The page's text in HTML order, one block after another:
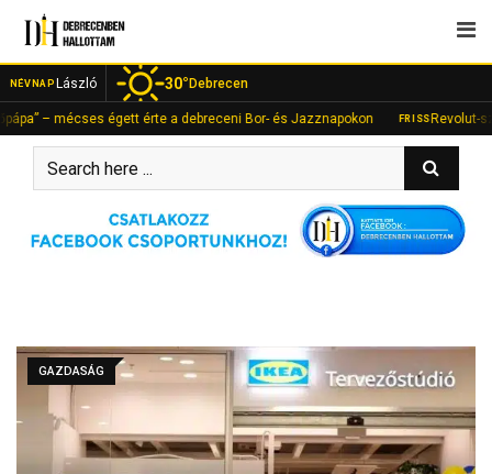
content
NÉVNAP László 30°Debrecen
– mécses égett érte a debreceni Bor- és Jazznapokon FRISS Revolut-
GAZDASÁG